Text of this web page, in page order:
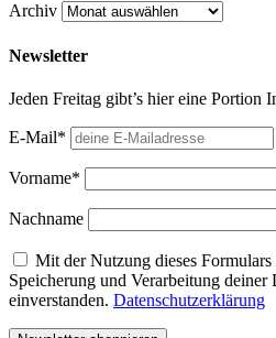
Archiv
Newsletter
Jeden Freitag gibt’s hier eine
E-Mail*
Vorname*
Nachname
Mit der Nutzung dieses
Speicherung und Verarbeitung deiner
einverstanden. Datenschutzerklärung